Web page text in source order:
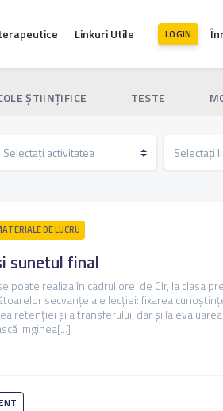
Linkuri Utile LOGIN
ŞTIINȚIFICE TESTE
DE LUCRU
sunetul final
poate realiza în cadrul orei de Clr, la clasa
secvanțe ale lecției: fixarea
retenției și a transferului, dar și la
imginea[...]